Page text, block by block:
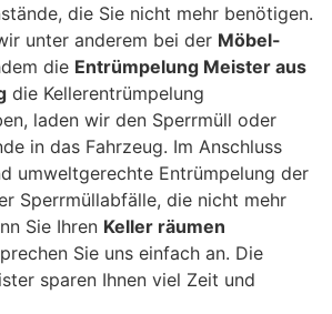
die Sie nicht mehr benötigen.
unter anderem bei der Möbel-
die Entrümpelung Meister aus
die Kellerentrümpelung
laden wir den Sperrmüll oder
in das Fahrzeug. Im Anschluss
umweltgerechte Entrümpelung der
Sperrmüllabfälle, die nicht mehr
Sie Ihren Keller räumen
Sie uns einfach an. Die
sparen Ihnen viel Zeit und